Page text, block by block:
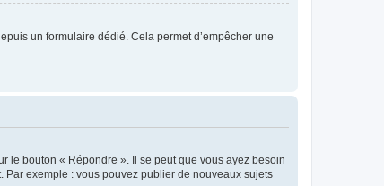
un formulaire dédié. Cela permet d’empêcher une
le bouton « Répondre ». Il se peut que vous ayez besoin
Par exemple : vous pouvez publier de nouveaux sujets